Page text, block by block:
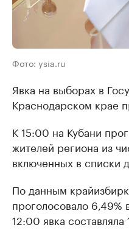
Фото: ysia.ru
Явка на выборах в
Краснодарском крае
К 15:00 на Кубани
жителей региона из
включенных в списки
По данным
проголосовало 6,49%
12:00 явка составляла